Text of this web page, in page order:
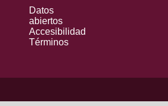
Datos
abiertos
Accesibilidad
Términos